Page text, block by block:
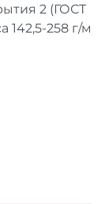
2 (ГОСТ
142,5-258 г/м